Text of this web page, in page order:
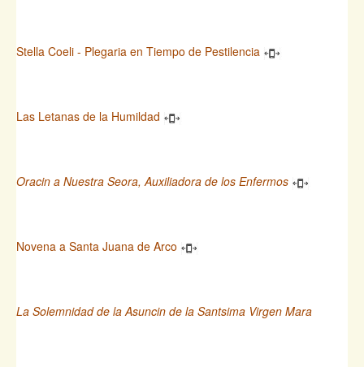
Stella Coeli - Plegaria en Tiempo de Pestilencia
Las Letanas de la Humildad
Oracin a Nuestra Seora, Auxiliadora de los Enfermos
Novena a Santa Juana de Arco
La Solemnidad de la Asuncin de la Santsima Virgen Mara